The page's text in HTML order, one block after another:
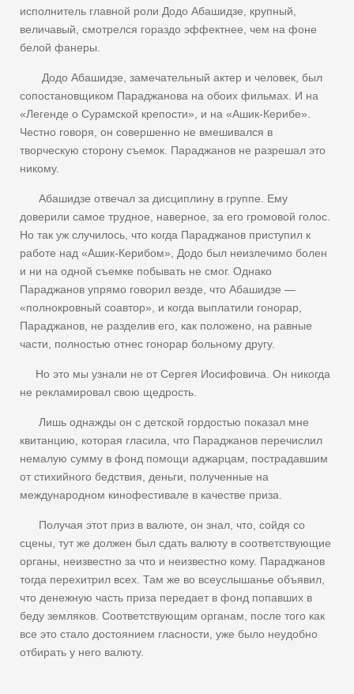
исполнитель главной роли Додо Абашидзе, крупный,
величавый, смотрелся гораздо эффектнее, чем на фоне
белой фанеры.
Додо Абашидзе, замечательный актер и человек, был
сопостановщиком Параджанова на обоих фильмах. И на
«Легенде о Сурамской крепости», и на «Ашик-Керибе».
Честно говоря, он совершенно не вмешивался в
творческую сторону съемок. Параджанов не разрешал это
никому.
Абашидзе отвечал за дисциплину в группе. Ему
доверили самое трудное, наверное, за его громовой голос.
Но так уж случилось, что когда Параджанов приступил к
работе над «Ашик-Керибом», Додо был неизлечимо болен
и ни на одной съемке побывать не смог. Однако
Параджанов упрямо говорил везде, что Абашидзе —
«полнокровный соавтор», и когда выплатили гонорар,
Параджанов, не разделив его, как положено, на равные
части, полностью отнес гонорар больному другу.
Но это мы узнали не от Сергея Иосифовича. Он никогда
не рекламировал свою щедрость.
Лишь однажды он с детской гордостью показал мне
квитанцию, которая гласила, что Параджанов перечислил
немалую сумму в фонд помощи аджарцам, пострадавшим
от стихийного бедствия, деньги, полученные на
международном кинофестивале в качестве приза.
Получая этот приз в валюте, он знал, что, сойдя со
сцены, тут же должен был сдать валюту в соответствующие
органы, неизвестно за что и неизвестно кому. Параджанов
тогда перехитрил всех. Там же во всеуслышанье объявил,
что денежную часть приза передает в фонд попавших в
беду земляков. Соответствующим органам, после того как
все это стало достоянием гласности, уже было неудобно
отбирать у него валюту.